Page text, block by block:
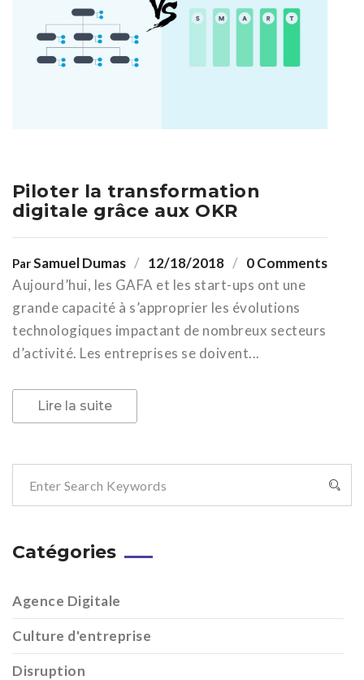
Piloter la transformation
digitale grâce aux OKR
ParSamuel Dumas 12/18/2018
0 Comments
Aujourd’hui, les GAFA et les start-ups ont une
grande capacité à s’approprier les évolutions
technologiques impactant de nombreux secteurs
d’activité. Les entreprises se doivent...
Lire la suite
Catégories
Agence Digitale
Culture d'entreprise
Disruption